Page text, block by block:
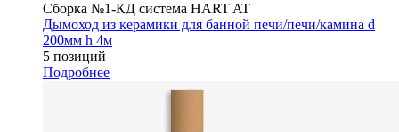
Сборка №1-КД система HART AT
Дымоход из керамики для банной печи/печи/камина d
200мм h 4м
5 позиций
Подробнее